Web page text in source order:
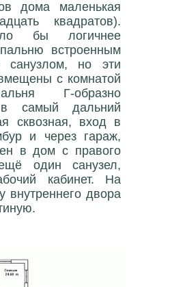
дома маленькая
квадратов).
бы логичнее
встроенным
санузлом, но эти
с комнатой
Г-образно
в самый дальний
сквозная, вход в
и через гараж,
в дом с правого
один санузел,
кабинет. На
внутреннего двора